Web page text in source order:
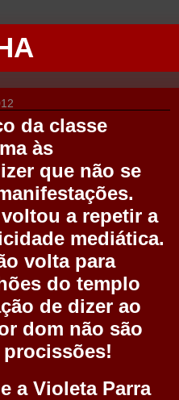
da classe
às
que não se
a repetir a
mediática.
volta para
do templo
de dizer ao
dom não são
a Violeta Parra